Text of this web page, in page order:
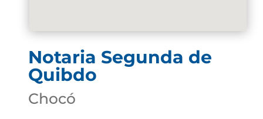
Notaria Segunda de
Quibdo
Chocó